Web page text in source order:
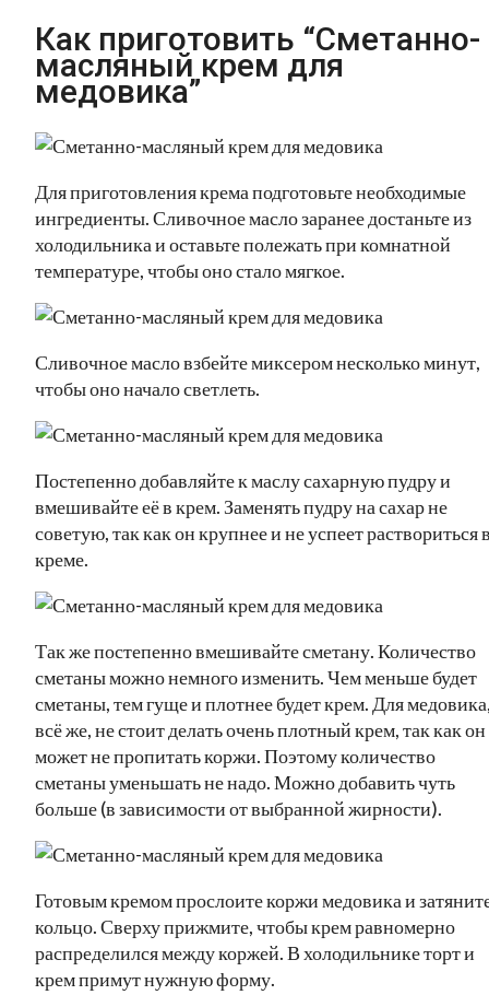
Как приготовить “Сметанно-
масляный крем для
медовика”
Для приготовления крема подготовьте необходимые
ингредиенты. Сливочное масло заранее достаньте из
холодильника и оставьте полежать при комнатной
температуре, чтобы оно стало мягкое.
Сливочное масло взбейте миксером несколько минут,
чтобы оно начало светлеть.
Постепенно добавляйте к маслу сахарную пудру и
вмешивайте её в крем. Заменять пудру на сахар не
советую, так как он крупнее и не успеет раствориться
креме.
Так же постепенно вмешивайте сметану. Количество
сметаны можно немного изменить. Чем меньше будет
сметаны, тем гуще и плотнее будет крем. Для
всё же, не стоит делать очень плотный крем, так как он
может не пропитать коржи. Поэтому количество
сметаны уменьшать не надо. Можно добавить чуть
больше (в зависимости от выбранной жирности).
Готовым кремом прослоите коржи медовика и
кольцо. Сверху прижмите, чтобы крем равномерно
распределился между коржей. В холодильнике торт и
крем примут нужную форму.